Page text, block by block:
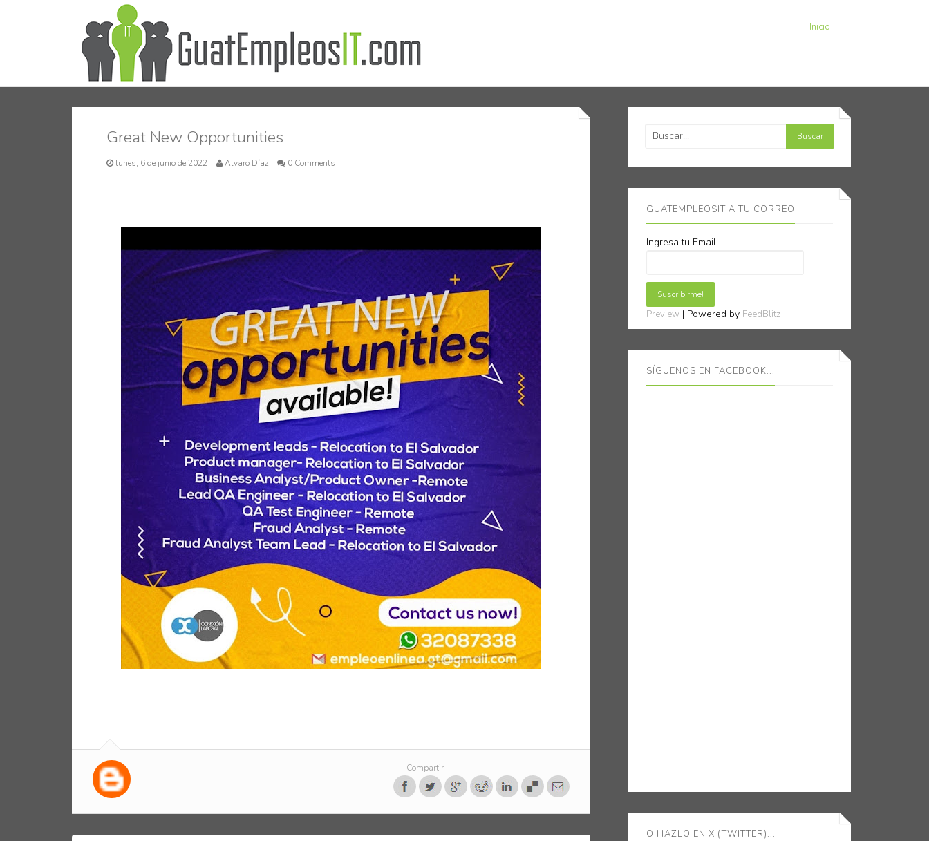
Inicio
Great New Opportunities
lunes, 6 de junio de 2022 Alvaro Díaz 0 Comments
Compartir
GUATEMPLEOSIT A TU CORREO
Ingresa tu Email
Preview | Powered by FeedBlitz
SÍGUENOS EN FACEBOOK...
O HAZLO EN X (TWITTER)...